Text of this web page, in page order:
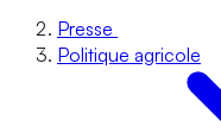
Presse
Politique agricole